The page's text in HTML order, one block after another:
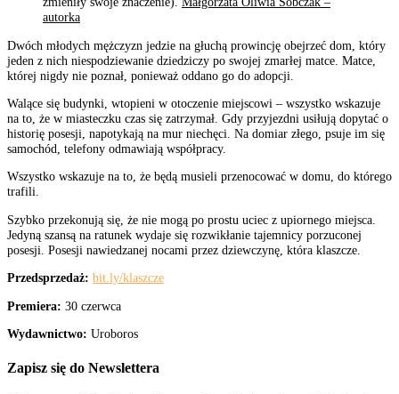
autorka
Dwóch młodych mężczyzn jedzie na głuchą prowincję obejrzeć dom, który
jeden z nich niespodziewanie dziedziczy po swojej zmarłej matce. Matce,
której nigdy nie poznał, ponieważ oddano go do adopcji.
Walące się budynki, wtopieni w otoczenie miejscowi – wszystko wskazuje
na to, że w miasteczku czas się zatrzymał. Gdy przyjezdni usiłują dopytać o
historię posesji, napotykają na mur niechęci. Na domiar złego, psuje im się
samochód, telefony odmawiają współpracy.
Wszystko wskazuje na to, że będą musieli przenocować w domu, do którego
trafili.
Szybko przekonują się, że nie mogą po prostu uciec z upiornego miejsca.
Jedyną szansą na ratunek wydaje się rozwikłanie tajemnicy porzuconej
posesji. Posesji nawiedzanej nocami przez dziewczynę, która klaszcze.
Przedsprzedaż: bit.ly/klaszcze
Premiera: 30 czerwca
Wydawnictwo: Uroboros
Zapisz się do Newslettera